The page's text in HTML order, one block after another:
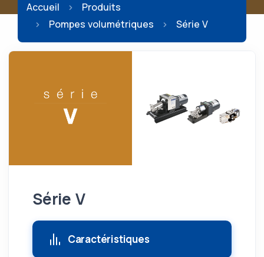
Accueil
Produits
Pompes volumétriques
Série V
Série V
Caractéristiques